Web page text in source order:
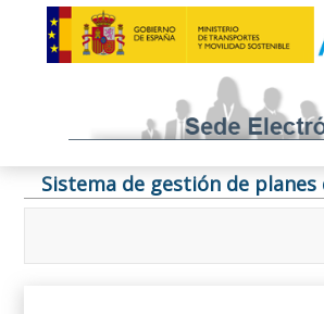
Sistema de gestión de